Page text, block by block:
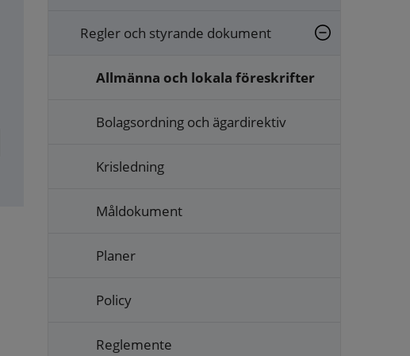
Regler och styrande dokument
Allmänna och lokala föreskrifter
Bolagsordning och ägardirektiv
Krisledning
Måldokument
Planer
Policy
Reglemente